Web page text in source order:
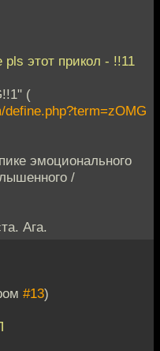
этот прикол - !!11
(
эмоционального
/
Ага.
#13)